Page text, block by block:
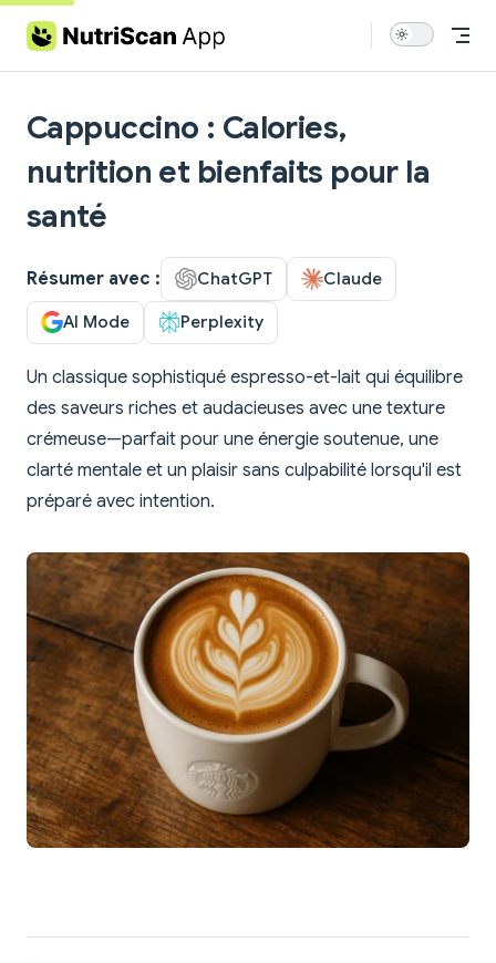
Skip to content
Cappuccino : Calories,
nutrition et bienfaits pour la
santé
Résumer avec : ChatGPT Claude
AI Mode Perplexity
Un classique sophistiqué espresso-et-lait qui équilibre
des saveurs riches et audacieuses avec une texture
crémeuse—parfait pour une énergie soutenue, une
clarté mentale et un plaisir sans culpabilité lorsqu'il est
préparé avec intention.